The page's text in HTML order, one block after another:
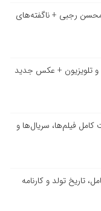
رجبی + ناگفته‌های
و تلویزیون + عکس جدید
فیلم‌ها، سریال‌ها و
تاریخ تولد و کارنامه